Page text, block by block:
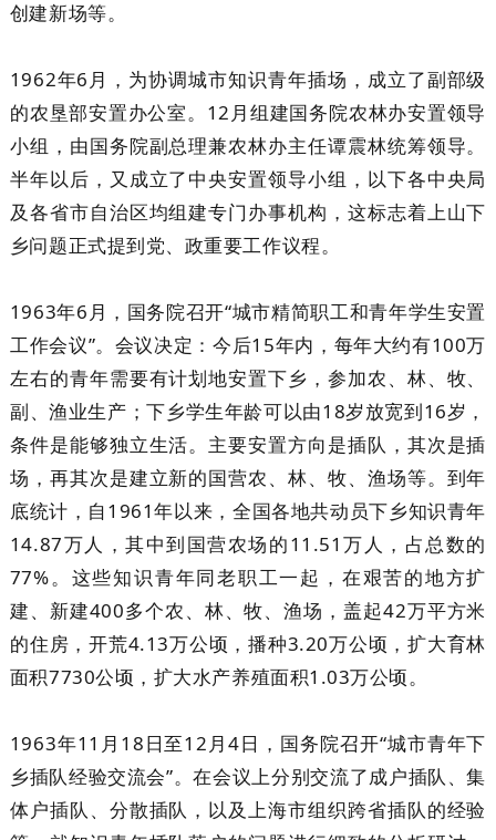
创建新场等。
1962年6月，为协调城市知识青年插场，成立了副部级
的农垦部安置办公室。12月组建国务院农林办安置领导
小组，由国务院副总理兼农林办主任谭震林统筹领导。
半年以后，又成立了中央安置领导小组，以下各中央局
及各省市自治区均组建专门办事机构，这标志着上山下
乡问题正式提到党、政重要工作议程。
1963年6月，国务院召开“城市精简职工和青年学生安置
工作会议”。会议决定：今后15年内，每年大约有100万
左右的青年需要有计划地安置下乡，参加农、林、牧、
副、渔业生产；下乡学生年龄可以由18岁放宽到16岁，
条件是能够独立生活。主要安置方向是插队，其次是插
场，再其次是建立新的国营农、林、牧、渔场等。到年
底统计，自1961年以来，全国各地共动员下乡知识青年
14.87万人，其中到国营农场的11.51万人，占总数的
77%。这些知识青年同老职工一起，在艰苦的地方扩
建、新建400多个农、林、牧、渔场，盖起42万平方米
的住房，开荒4.13万公顷，播种3.20万公顷，扩大育林
面积7730公顷，扩大水产养殖面积1.03万公顷。
1963年11月18日至12月4日，国务院召开“城市青年下
乡插队经验交流会”。在会议上分别交流了成户插队、集
体户插队、分散插队，以及上海市组织跨省插队的经验